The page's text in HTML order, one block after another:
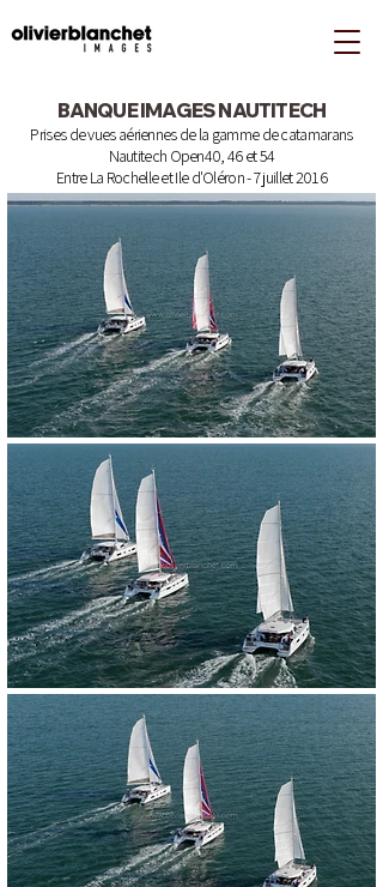
BANQUE IMAGES NAUTITECH
Prises de vues aériennes de la gamme de catamarans
Nautitech Open40, 46 et 54
Entre La Rochelle et Ile d'Oléron - 7 juillet 2016